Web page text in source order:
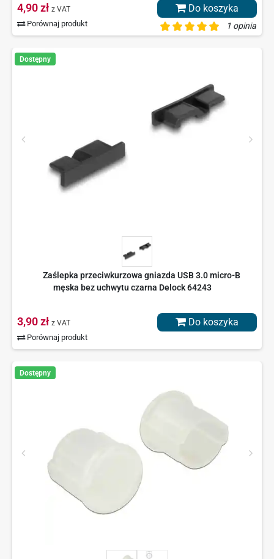
1 opinia
4,90 zł z VAT
Porównaj produkt
Do koszyka
Dostępny
Zaślepka przeciwkurzowa gniazda USB 3.0 micro-B
męska bez uchwytu czarna Delock 64243
3,90 zł z VAT
Porównaj produkt
Do koszyka
Dostępny